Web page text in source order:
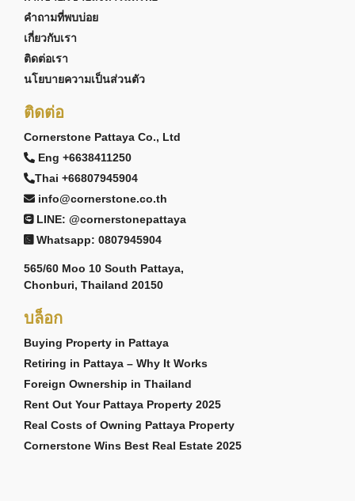
คำถามที่พบบ่อย
เกี่ยวกับเรา
ติดต่อเรา
นโยบายความเป็นส่วนตัว
ติดต่อ
Cornerstone Pattaya Co., Ltd
Eng +6638411250
Thai +66807945904
info@cornerstone.co.th
LINE: @cornerstonepattaya
Whatsapp: 0807945904
565/60 Moo 10 South Pattaya,
Chonburi, Thailand 20150
บล็อก
Buying Property in Pattaya
Retiring in Pattaya – Why It Works
Foreign Ownership in Thailand
Rent Out Your Pattaya Property 2025
Real Costs of Owning Pattaya Property
Cornerstone Wins Best Real Estate 2025